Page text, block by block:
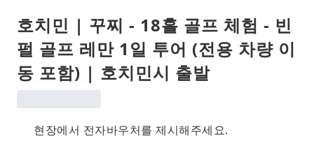
호치민 | 꾸찌 - 18홀 골프 체험 - 빈
펄 골프 레만 1일 투어 (전용 차량 이
동 포함) | 호치민시 출발
현장에서 전자바우처를 제시해주세요.